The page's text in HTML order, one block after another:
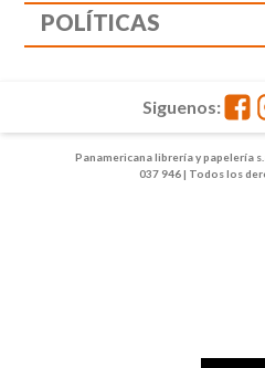
POLÍTICAS
Panamericana librería y papelería
037 946 | Todos los
Siguenos: